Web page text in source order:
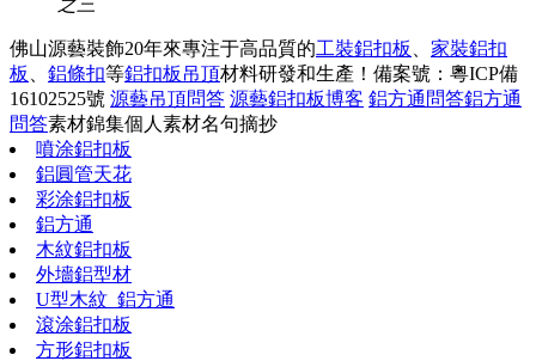
之三
佛山源藝裝飾20年來專注于高品質的工裝鋁扣板
家裝鋁扣
板
鋁條扣等鋁扣板吊頂材料研發和生產！ 備案號：粵ICP備
16102525號 源藝吊頂問答 源藝鋁扣板博客 鋁方通問答鋁方通
問答素材錦集個人素材名句摘抄
噴涂鋁扣板
鋁圓管天花
彩涂鋁扣板
鋁方通
木紋鋁扣板
外墻鋁型材
U型木紋_鋁方通
滾涂鋁扣板
方形鋁扣板